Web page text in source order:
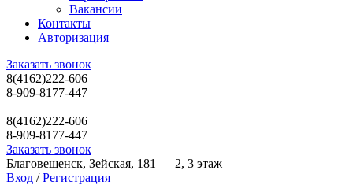
Вакансии
Контакты
Авторизация
Заказать звонок
8(4162)222-606
8-909-8177-447
8(4162)222-606
8-909-8177-447
Заказать звонок
Благовещенск, Зейская, 181 — 2, 3 этаж
Вход / Регистрация